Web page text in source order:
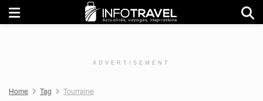
ADVERTISEMENT
Home Tag Tourraine